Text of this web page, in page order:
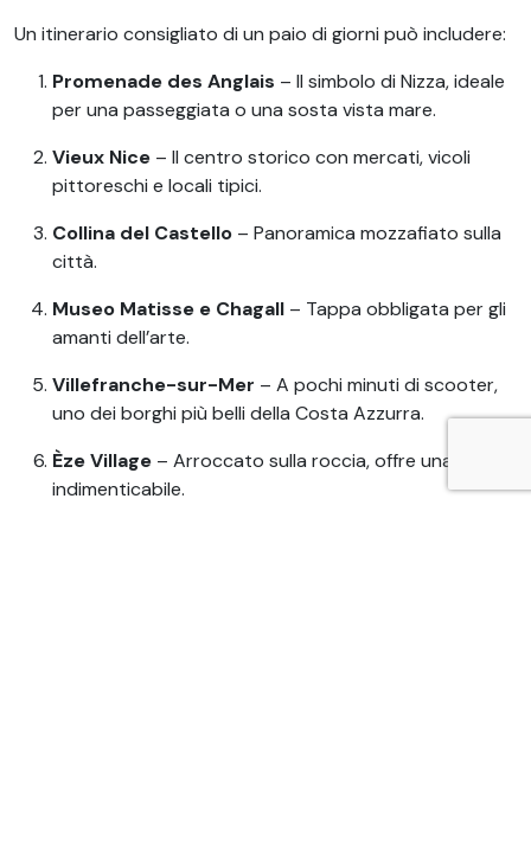
Un itinerario consigliato di un paio di giorni può includere:
Promenade des Anglais – Il simbolo di Nizza, ideale
per una passeggiata o una sosta vista mare.
Vieux Nice – Il centro storico con mercati, vicoli
pittoreschi e locali tipici.
Collina del Castello – Panoramica mozzafiato sulla
città.
Museo Matisse e Chagall – Tappa obbligata per gli
amanti dell’arte.
Villefranche-sur-Mer – A pochi minuti di scooter,
uno dei borghi più belli della Costa Azzurra.
Èze Village – Arroccato sulla roccia, offre una vista
indimenticabile.